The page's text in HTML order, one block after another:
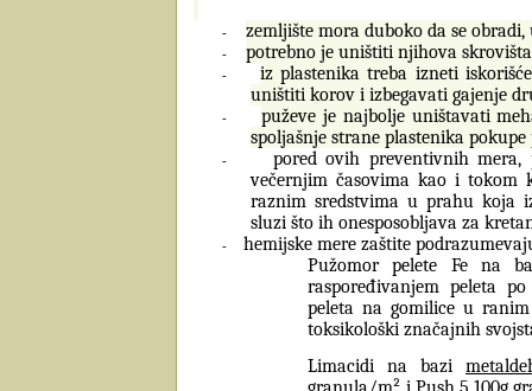
- zemljište mora duboko da se
- potrebno je uništiti njihova
-
iz plastenika treba izneti
uništiti korov i izbegavati gajenje
-
puževe je najbolje uništavati
spoljašnje strane plastenika
-
pored ovih preventivnih
večernjim časovima kao i tokom
raznim sredstvima u prahu koja
sluzi što ih onesposobljava za
-
hemijske mere zaštite
Pužomor pelete Fe na
raspoređivanjem peleta
peleta na gomilice u
toksikološki značajnih
Limacidi na bazi